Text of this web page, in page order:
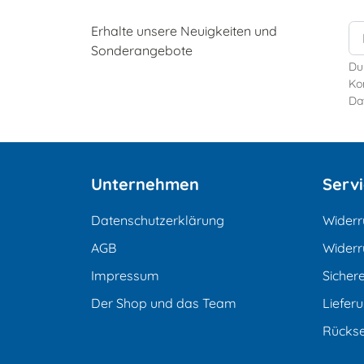
Erhalte unsere Neuigkeiten und
Sonderangebote
Unternehmen
Datenschutzerklärung
AGB
Impressum
Der Shop und das Team